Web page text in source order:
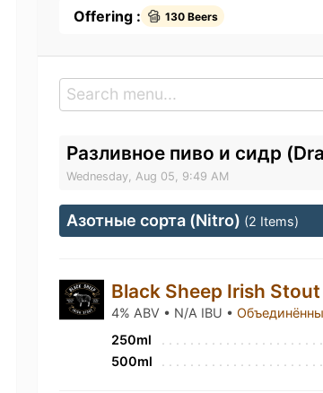
Offering : 130 Beers
Разливное пиво и сидр
Wednesday, Aug 05, 9:49 AM
Азотные сорта (Nitro) (2 Items)
Black Sheep Irish
4% ABV • N/A IBU •
250ml
500ml